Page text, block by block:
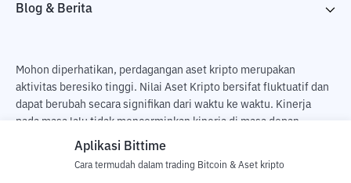
Blog & Berita
Mohon diperhatikan, perdagangan aset kripto merupakan
aktivitas beresiko tinggi. Nilai Aset Kripto bersifat fluktuatif dan
dapat berubah secara signifikan dari waktu ke waktu. Kinerja
pada masa lalu tidak mencerminkan kinerja di masa depan.
Terdapat risiko kehilangan sebagai dampak dari membeli dan
pengguna. PT Utama Aset Digital Indonesia (Bittime) tidak
Aplikasi Bittime
Cara termudah dalam trading Bitcoin & Aset kripto